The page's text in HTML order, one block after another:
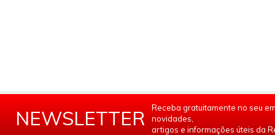
NEWSLETTER
Receba gratuitamente no seu
novidades,
artigos e informações úteis da